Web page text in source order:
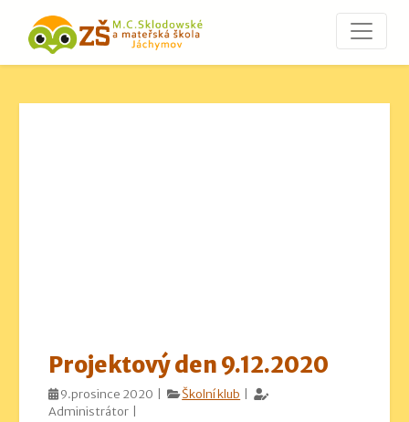
Projektový den 9.12.2020
9.prosince 2020 | Školní klub |
Administrátor |